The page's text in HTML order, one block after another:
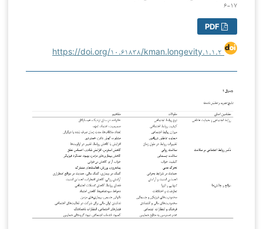
۶-۱۷
https://doi.org/۱۰.۶۱۸۳۸/kman.longevity.۱.۱.۲